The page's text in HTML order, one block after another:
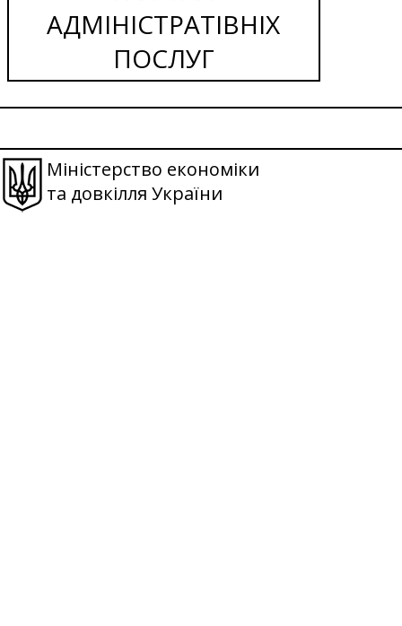
АДМІНІСТРАТІВНІХ
ПОСЛУГ
Міністерство економіки
та довкілля України